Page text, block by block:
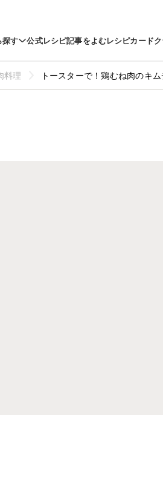
探す 公式レシピ記事をよむレシピカード
料理 トースターで！鶏むね肉のキ